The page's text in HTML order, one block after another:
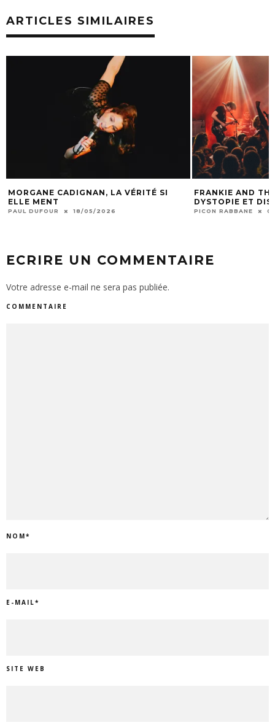
ARTICLES SIMILAIRES
MORGANE CADIGNAN, LA VÉRITÉ SI
ELLE MENT
PAUL DUFOUR 18/05/2026
FRANKIE AND
DYSTOPIE ET
PICON RABBANE
ECRIRE UN COMMENTAIRE
Votre adresse e-mail ne sera pas publiée.
COMMENTAIRE
NOM*
E-MAIL*
SITE WEB